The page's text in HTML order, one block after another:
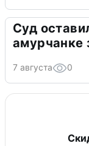
Суд
амурчанке
7 августа 0